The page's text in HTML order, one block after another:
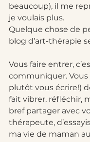
beaucoup), il me
je voulais plus.
Quelque chose de
blog d’art-thérapie
Vous faire entrer,
communiquer.
plutôt vous écrire!)
fait vibrer, réfléchir,
bref partager avec
thérapeute,
ma vie de maman